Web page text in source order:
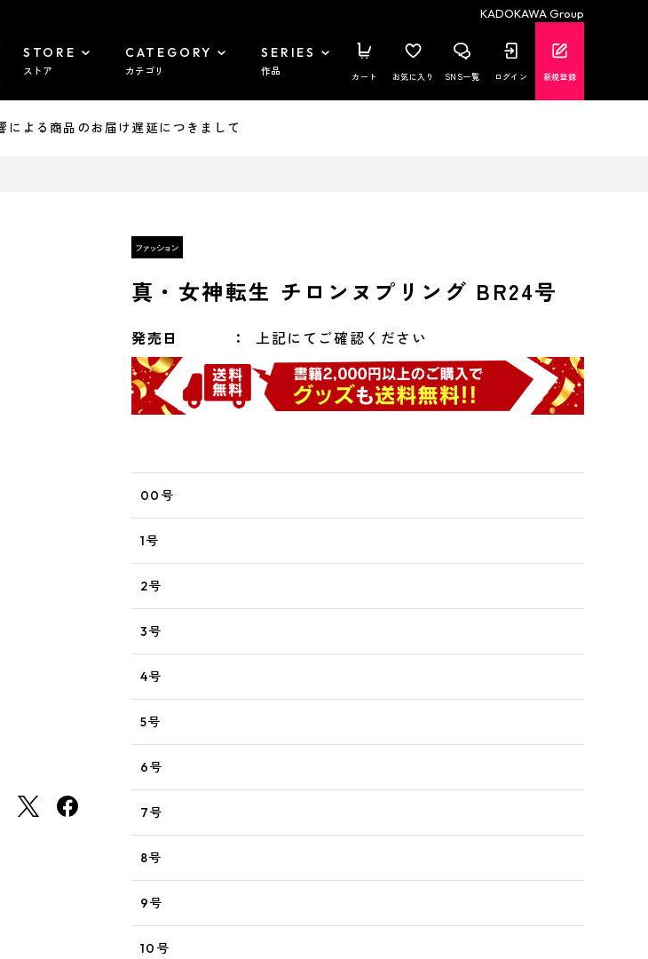
KADOKAWA Group
STORE
ストア
CATEGORY
カテゴリ
SERIES
作品 カート お気に入り SNS一覧 ログイン 新規登録
よる商品のお届け遅延につきまして
真・女神転生 チロンヌプリング BR24号
発売日 上記にてご確認ください
00号
1号
2号
3号
4号
5号
6号
7号
8号
9号
10号